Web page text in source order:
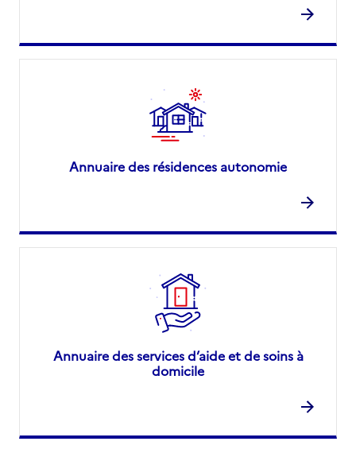
Annuaire des résidences autonomie
Annuaire des services d’aide et de soins à
domicile